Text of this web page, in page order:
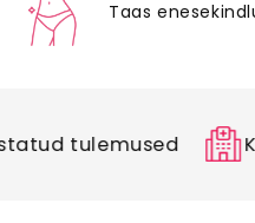
Taas
Kliiniline